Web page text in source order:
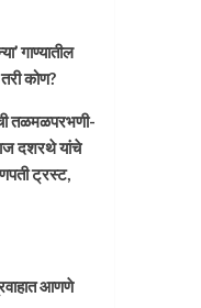
गाण्यातील
कोण?
तळमळपरभणी-
दशरथे यांचे
ट्रस्ट,
आणणे